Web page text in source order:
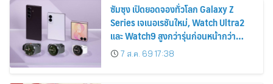
ซัมซุง เปิดยอดจองทั่วโลก Galaxy Z
Series เจเนอเรชันใหม่, Watch Ultra2
และ Watch9 สูงกว่ารุ่นก่อนหน้ากว่า
30%7 ส.ค. 69 17:38